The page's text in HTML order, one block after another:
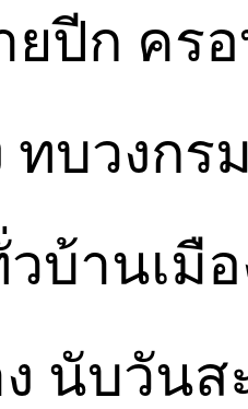
ยปีก คร
ทบวงกร
วบ้านเ
ง นับวัน